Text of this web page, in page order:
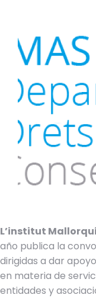
L’institut
año publica la
dirigidas a dar
en materia de
entidades y